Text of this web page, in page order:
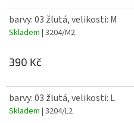
barvy: 03 žlutá, velikosti: M
Skladem | 3204/M2
390 Kč
barvy: 03 žlutá, velikosti: L
Skladem | 3204/L2